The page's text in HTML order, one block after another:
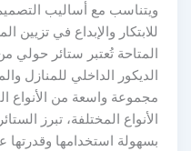
ويتناسب مع أساليب التصميم
للابتكار والإبداع في تزيين
المتاحة تُعتبر ستائر حولي
الديكور الداخلي للمنازل
مجموعة واسعة من الأنواع
الأنواع المختلفة، تبرز
بسهولة استخدامها وقدرتها